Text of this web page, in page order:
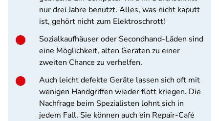
nur drei Jahre benutzt. Alles, was nicht kaputt
ist, gehört nicht zum Elektroschrott!
Sozialkaufhäuser oder Secondhand-Läden sind
eine Möglichkeit, alten Geräten zu einer
zweiten Chance zu verhelfen.
Auch leicht defekte Geräte lassen sich oft mit
wenigen Handgriffen wieder flott kriegen. Die
Nachfrage beim Spezialisten lohnt sich in
jedem Fall. Sie können auch ein Repair-Café